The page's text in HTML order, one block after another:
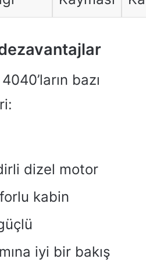
bazı
dizel motor
kabin
iyi bir bakış